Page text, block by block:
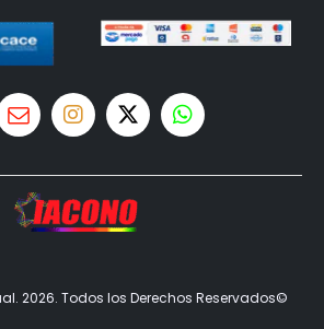
2026. Todos los Derechos Reservados©